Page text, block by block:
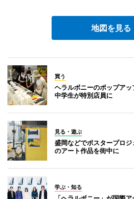
地図を見る
買う
ヘラルボニーのポップア
中学生が特別店員に
見る・遊ぶ
盛岡などでポスタープロ
のアート作品を街中に
学ぶ・知る